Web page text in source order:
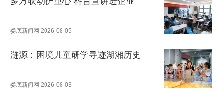
娄底新闻网 2026-08-05
涟源：困境儿童研学寻迹湖湘历史
娄底新闻网 2026-08-03